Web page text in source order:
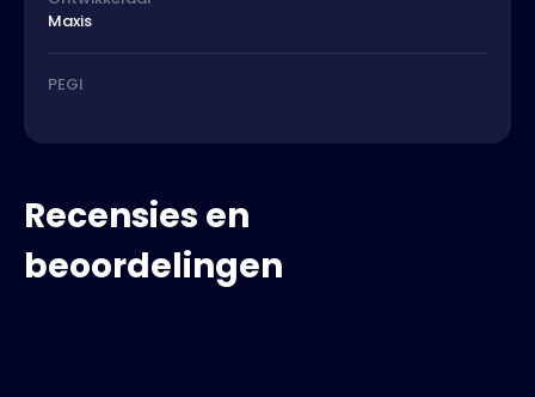
Maxis
PEGI
Recensies en
beoordelingen